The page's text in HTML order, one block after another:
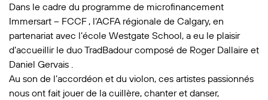
Dans le cadre du programme de microfinancement
Immersart – FCCF, l’ACFA régionale de Calgary, en
partenariat avec l’école Westgate School, a eu le plaisir
d’accueillir le duo TradBadour composé de Roger Dallaire et
Daniel Gervais .
Au son de l’accordéon et du violon, ces artistes passionnés
nous ont fait jouer de la cuillère, chanter et danser,